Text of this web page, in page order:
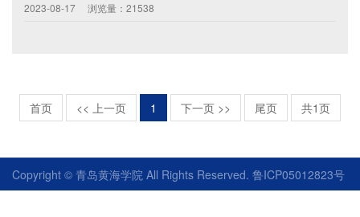
2023-08-17 浏览量：21538
首页 << 上一页 1 下一页 >> 尾页 共1页
Copyright © 青岛黄海学院 All Rights Reserved. 鲁ICP05012823号